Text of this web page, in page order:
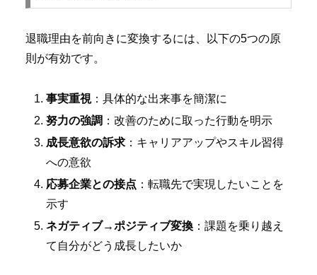
退職理由を前向きに変換するには、以下の5つの原
則が有効です。
事実重視：具体的な出来事を簡潔に
努力の強調 ：改善のために取った行動を明示
成長意欲の訴求 ：キャリアアップやスキル習得
への意欲
応募企業との接点 ：転職先で実現したいことを
示す
ネガティブ→ポジティブ変換 ：課題を乗り越え
て自分がどう成長したいか